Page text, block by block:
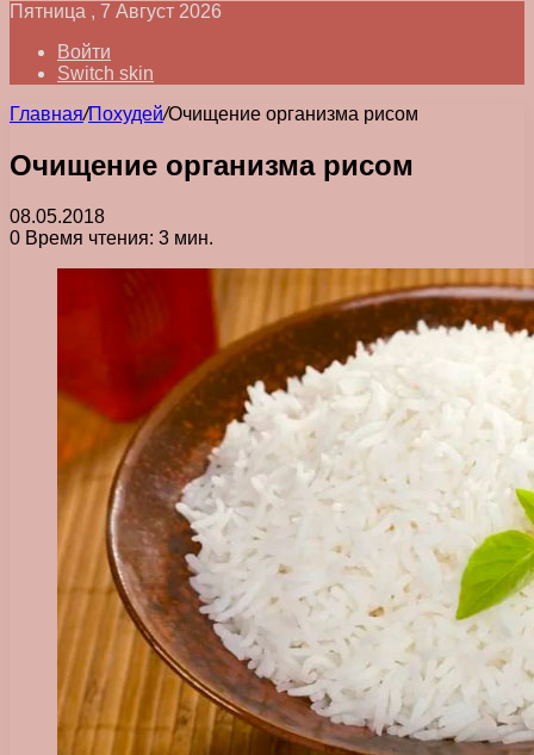
Пятница , 7 Август 2026
Войти
Switch skin
Главная/Похудей/Очищение организма рисом
Очищение организма рисом
08.05.2018
0 Время чтения: 3 мин.